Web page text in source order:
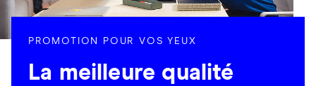
PROMOTION POUR VOS YEUX
La meilleure qualité